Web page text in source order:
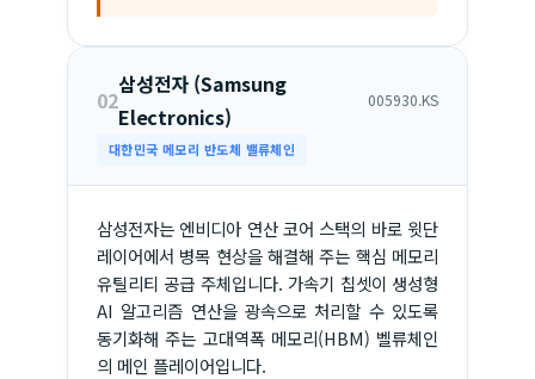
02
삼성전자 (Samsung
Electronics)
005930.KS
대한민국 메모리 반도체 밸류체인
삼성전자는 엔비디아 연산 코어 스택의 바로 윗단
레이어에서 병목 현상을 해결해 주는 핵심 메모리
유틸리티 공급 주체입니다. 가속기 칩셋이 생성형
AI 알고리즘 연산을 광속으로 처리할 수 있도록
동기화해 주는 고대역폭 메모리(HBM) 벨류체인
의 메인 플레이어입니다.